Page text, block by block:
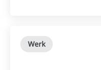
Werk